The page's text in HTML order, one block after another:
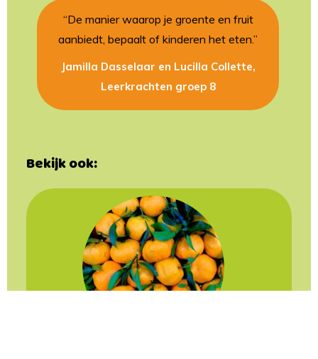
Jamilla Dasselaar en Lucilla Collette,
Leerkrachten groep 8
“De manier waarop je groente en fruit
aanbiedt, bepaalt of kinderen het eten.”
Bekijk ook: